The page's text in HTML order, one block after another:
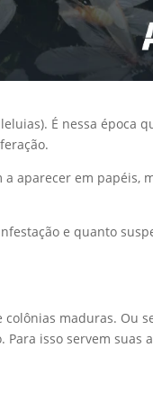
É nessa época
aparecer em papéis,
e quanto
maduras. Ou
isso servem suas